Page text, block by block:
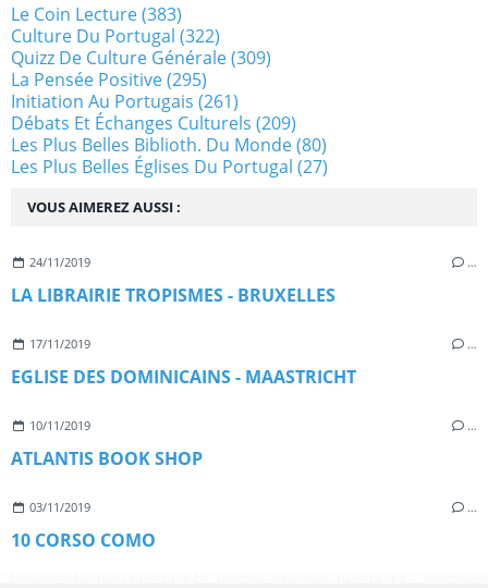
VOUS AIMEREZ AUSSI :
24/11/2019 …
LA LIBRAIRIE TROPISMES - BRUXELLES
17/11/2019 …
EGLISE DES DOMINICAINS - MAASTRICHT
10/11/2019 …
ATLANTIS BOOK SHOP
03/11/2019 …
10 CORSO COMO
Le Coin Lecture(383)
Culture Du Portugal (322)
Quizz De Culture Générale(309)
La Pensée Positive(295)
Initiation Au Portugais (261)
Débats Et Échanges Culturels (209)
Les Plus Belles Biblioth. Du Monde(80)
Les Plus Belles Églises Du Portugal (27)